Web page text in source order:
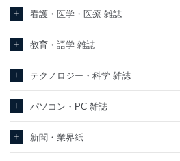
看護・医学・医療 雑誌
教育・語学 雑誌
テクノロジー・科学 雑誌
パソコン・PC 雑誌
新聞・業界紙